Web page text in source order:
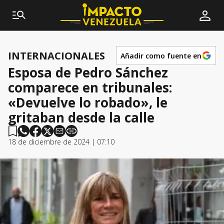
INTERNACIONALES Añadir como fuente en
Esposa de Pedro Sánchez
comparece en tribunales:
«Devuelve lo robado», le
gritaban desde la calle
18 de diciembre de 2024 | 07:10